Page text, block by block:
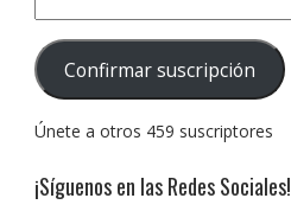
correo
electrónico:
Confirmar suscripción
Únete a otros 459 suscriptores
¡Síguenos en las Redes Sociales!